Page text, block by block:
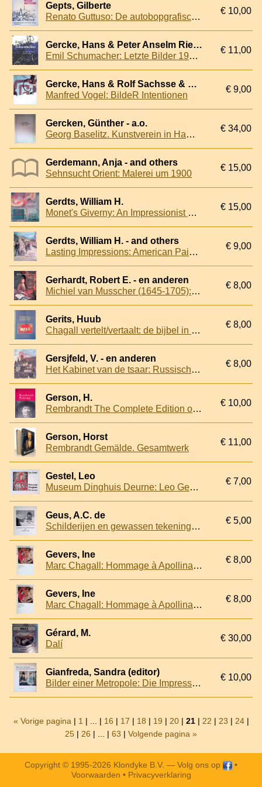
Gepts, Gilberte
Renato Guttuso: De autobopgrafische reeks
€ 10,00
Gercke, Hans & Peter Anselm Riedl & Christoph Zuschlag
Emil Schumacher: Letzte Bilder 1997 - 1999
€ 11,00
Gercke, Hans & Rolf Sachsse & Wolfgang Zemter
Manfred Vogel: BildeR Intentionen
€ 9,00
Gercken, Günther - a.o.
Georg Baselitz. Kunstverein in Hamburg. 20.4-21.5.72
€ 34,00
Gerdemann, Anja - and others
Sehnsucht Orient: Malerei um 1900
€ 15,00
Gerdts, William H.
Monet's Giverny: An Impressionist Colony
€ 15,00
Gerdts, William H. - and others
Lasting Impressions: American Painters in France 1865-1915
€ 9,00
Gerhardt, Robert E. - en anderen
Michiel van Musscher (1645-1705): De weelde van de Gouden Eeuw
€ 8,00
Gerits, Huub
Chagall vertelt/vertaalt: de bijbel in kleur
€ 8,00
Gersjfeld, V. - en anderen
Het Kabinet van de tsaar: Russische profane schilderkunst van barok tot realisme
€ 8,00
Gerson, H.
Rembrandt The Complete Edition of the Paintings
€ 10,00
Gerson, Horst
Rembrandt Gemälde. Gesamtwerk
€ 11,00
Gestel, Leo
Museum Dinghuis Deurne: Leo Gestel
€ 7,00
Geus, A.C. de
Schilderijen en gewassen tekeningen van Maarten "t Hart
€ 5,00
Gevers, Ine
Marc Chagall: Hommage à Apollinaire
€ 8,00
Gevers, Ine
Marc Chagall: Hommage à Apollinaire
€ 8,00
Gérard, M.
Dalí
€ 30,00
Gianfreda, Sandra (editor)
Bilder einer Metropole: Die Impressionisten in Paris: Museum Folkwang
€ 10,00
« Vorige pagina | 1 | ... | 16 | 17 | 18 | 19 | 20| 21| 22 | 23 | 24|
25 | 26 | ... | 63 | Volgende pagina »
Copyright © 1995-2026 Klondyke B.V. — Volg ons op
•
Voorwaarden • Privacyverklaring